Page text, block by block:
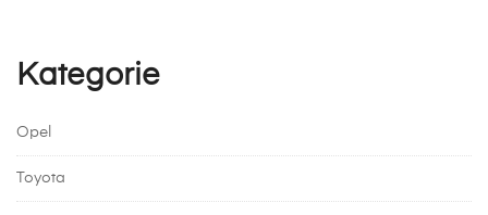
Kategorie
Opel
Toyota